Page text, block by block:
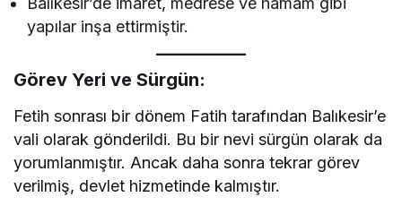
yapılar inşa ettirmiştir.
Görev Yeri ve Sürgün:
Fetih sonrası bir dönem Fatih tarafından Balıkesir’e
vali olarak gönderildi. Bu bir nevi sürgün olarak da
yorumlanmıştır. Ancak daha sonra tekrar görev
verilmiş, devlet hizmetinde kalmıştır.